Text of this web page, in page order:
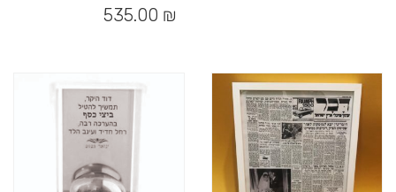
זה
האפשרויות
535.00 ₪
את
האפשרויות
בעמוד
המוצר